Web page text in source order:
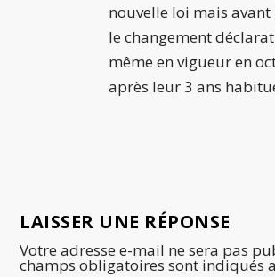
nouvelle loi mais
le changement
même en vigueur en
après leur 3 ans
LAISSER UNE RÉPONSE
Votre adresse e-mail ne sera pas
champs obligatoires sont indiqués